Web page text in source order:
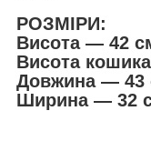
РОЗМІРИ:
Висота — 42
Висота
Довжина — 43
Ширина — 32